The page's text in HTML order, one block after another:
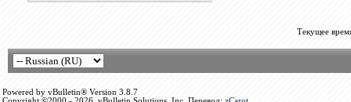
Текущее
Powered by vBulletin® Version 3.8.7